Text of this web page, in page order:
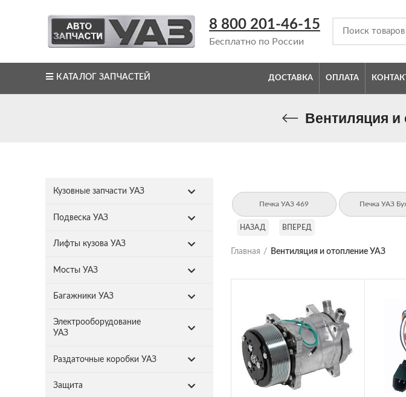
8 800 201-46-15
Бесплатно по России
КАТАЛОГ ЗАПЧАСТЕЙ ДОСТАВКА ОПЛАТА
Вентиляция и
Кузовные запчасти УАЗ
Подвеска УАЗ
Лифты кузова УАЗ
Мосты УАЗ
Багажники УАЗ
Электрооборудование
УАЗ
Раздаточные коробки УАЗ
Защита
Печка УАЗ 469 Печка УАЗ
НАЗАД ВПЕРЕД
Главная Вентиляция и отопление УАЗ